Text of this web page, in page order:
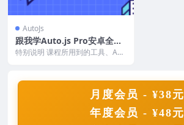
AutoJs
跟我学Auto.js Pro安卓全分
辨率免ROOT引流脚本开发教
特别说明 课程所用到的工具、Auo
月度会员 - ¥38元
年度会员 - ¥48元